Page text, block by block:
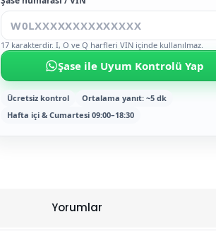
17 karakterdir. I, O ve Q harfleri VIN içinde kullanılmaz.
Şase ile Uyum Kontrolü Yap
Ücretsiz kontrol
Ortalama yanıt: ~5 dk
Hafta içi & Cumartesi 09:00–18:30
Yorumlar